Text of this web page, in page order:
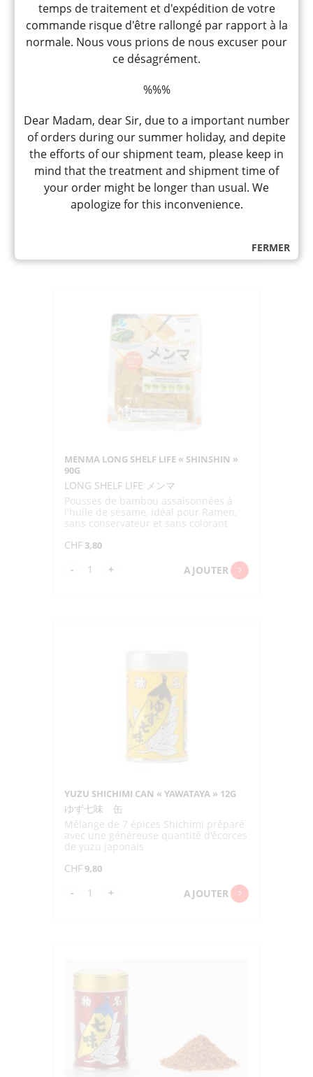
KOKUSAN SHICHIMI TOGARASHI
« HOUSE » 15G
国産七味唐がらし
Mélange de 7 épices Shichimi moulues
du Japon surchoix, à saupoudrer sur
divers mets, ramen, udon, yakitori, etc.
CHF7,90
KOKUSAN
"HOUSE"
MENMA LONG SHELF LIFE « SHINSHIN »
90G
LONG SHELF LIFE メンマ
Pousses de bambou assaisonnées à
l'huile de sésame, idéal pour Ramen,
sans conservateur et sans colorant
CHF3,80
-
quantité
"SHINSHIN"
+ AJOUTER
YUZU SHICHIMI CAN « YAWATAYA » 12G
ゆず七味 缶
Mélange de 7 épices Shichimi préparé
avec une généreuse quantité d'écorces
de yuzu japonais
CHF9,80
-
quantité
"YAWATAYA"
12G
+ AJOUTER
FERMER
temps de traitement et d'expédition de votre
commande risque d'être rallongé par rapport à la
normale. Nous vous prions de nous excuser pour
ce désagrément.
%%%
Dear Madam, dear Sir, due to a important number
of orders during our summer holiday, and depite
the efforts of our shipment team, please keep in
mind that the treatment and shipment time of
your order might be longer than usual. We
apologize for this inconvenience.